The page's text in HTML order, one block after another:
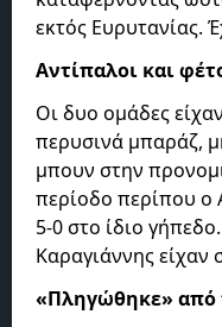
εκτός Ευρυτανίας.
Αντίπαλοι και
Οι δυο ομάδες
περυσινά μπαράζ,
μπουν στην
περίοδο περίπου ο
5-0 στο ίδιο
Καραγιάννης είχαν
«Πληγώθηκε» από